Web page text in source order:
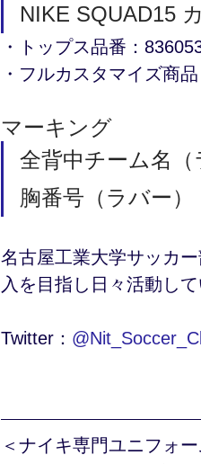
NIKE SQUAD15
・トップス品番：
・フルカスタマイズ商品
マーキング
全背中チーム名
胸番号（ラバー）
名古屋工業大学サッカ
入を目指し日々活動し
Twitter：
＜ナイキ専門ユニフォ